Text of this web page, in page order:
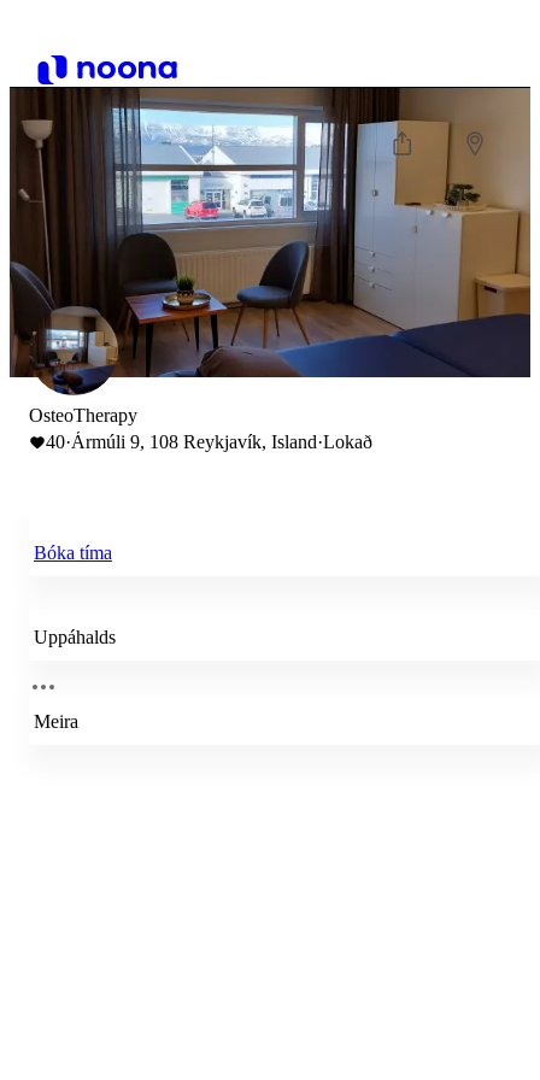
OsteoTherapy
40·Ármúli 9, 108 Reykjavík, Island·Lokað
Bóka tíma
Uppáhalds
Meira